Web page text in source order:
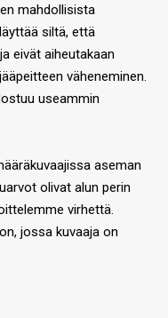
mahdollisista
siltä, että
eivät aiheutakaan
väheneminen.
useammin
aseman
olivat alun perin
virhettä.
jossa kuvaaja on